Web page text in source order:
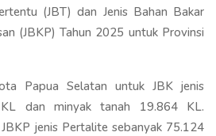
(JBT) dan Jenis Bahan Bakar
(JBKP) Tahun 2025 untuk Provinsi
Papua Selatan untuk JBK jenis
dan minyak tanah 19.864 KL.
jenis Pertalite sebanyak 75.124